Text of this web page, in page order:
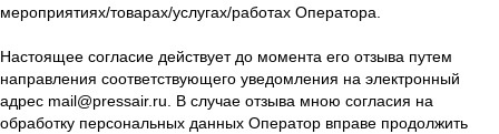
мероприятиях/товарах/услугах/работах Оператора.
Настоящее согласие действует до момента его отзыва путем
направления соответствующего уведомления на электронный
адрес mail@pressair.ru. В случае отзыва мною согласия на
обработку персональных данных Оператор вправе продолжить